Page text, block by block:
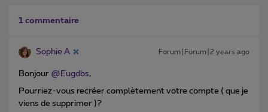
1 commentaire
Sophie A Forum|Forum|2 years ago
Bonjour @Eugdbs,
Pourriez-vous recréer complètement votre compte ( que je
viens de supprimer )?